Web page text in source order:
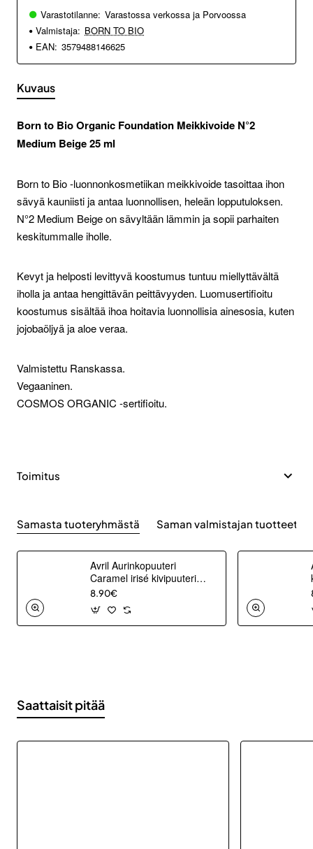
Varastotilanne: Varastossa verkossa ja Porvoossa
Valmistaja: BORN TO BIO
EAN: 3579488146625
Kuvaus
Born to Bio Organic Foundation Meikkivoide N°2
Medium Beige 25 ml
Born to Bio -luonnonkosmetiikan meikkivoide tasoittaa ihon
sävyä kauniisti ja antaa luonnollisen, heleän lopputuloksen.
N°2 Medium Beige on sävyltään lämmin ja sopii parhaiten
keskitummalle iholle.
Kevyt ja helposti levittyvä koostumus tuntuu miellyttävältä
iholla ja antaa hengittävän peittävyyden. Luomusertifioitu
koostumus sisältää ihoa hoitavia luonnollisia ainesosia, kuten
jojobaöljyä ja aloe veraa.
Valmistettu Ranskassa.
Vegaaninen.
COSMOS ORGANIC -sertifioitu.
Toimitus
Samasta tuoteryhmästä Saman valmistajan tuotteet
Avril Aurinkopuuteri
Caramel irisé kivipuuteri
täyttöpakkaus
8.90€
Saattaisit pitää